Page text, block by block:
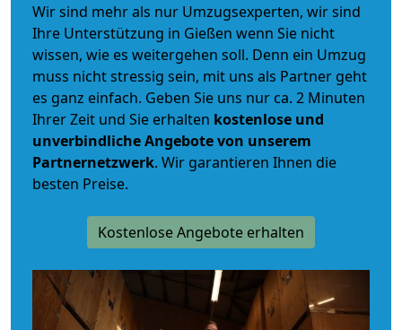
Wir sind mehr als nur Umzugsexperten, wir sind
Ihre Unterstützung in Gießen wenn Sie nicht
wissen, wie es weitergehen soll. Denn ein Umzug
muss nicht stressig sein, mit uns als Partner geht
es ganz einfach. Geben Sie uns nur ca. 2 Minuten
Ihrer Zeit und Sie erhalten kostenlose und
unverbindlicheAngebote von unserem
Partnernetzwerk. Wir garantieren Ihnen die
besten Preise.
Kostenlose Angebote erhalten